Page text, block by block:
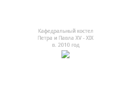
Кафедральный костел
Петра и Павла ХV - ХIХ
в. 2010 год